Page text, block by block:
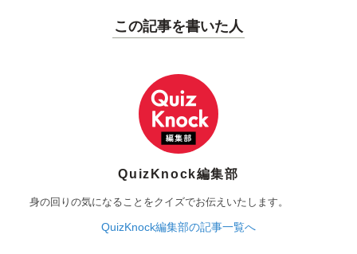
この記事を書いた人
QuizKnock編集部
身の回りの気になることをクイズでお伝えいたします。
QuizKnock編集部の記事一覧へ